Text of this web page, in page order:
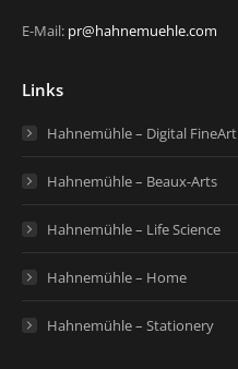
E-Mail: pr@hahnemuehle.com
Links
Hahnemühle – Digital FineArt
Hahnemühle – Beaux-Arts
Hahnemühle – Life Science
Hahnemühle – Home
Hahnemühle – Stationery